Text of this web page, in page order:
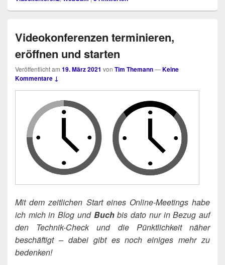
Videokonferenzen terminieren,
eröffnen und starten
Veröffentlicht am 19. März 2021 von Tim Themann—Keine
Kommentare ↓
Mit dem zeit­li­chen Start eines Online-Mee­tings habe
ich mich in Blog und Buchbis dato nur in Bezug auf
den Tech­nik-Check und die Pünkt­lich­keit näher
beschäf­tigt – dabei gibt es noch eini­ges mehr zu
bedenken!